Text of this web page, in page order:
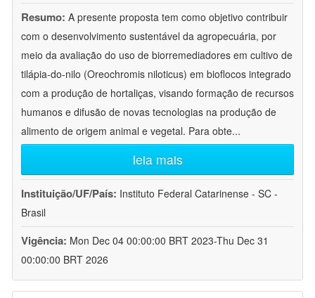
Resumo: A presente proposta tem como objetivo contribuir
com o desenvolvimento sustentável da agropecuária, por
meio da avaliação do uso de biorremediadores em cultivo de
tilápia-do-nilo (Oreochromis niloticus) em bioflocos integrado
com a produção de hortaliças, visando formação de recursos
humanos e difusão de novas tecnologias na produção de
alimento de origem animal e vegetal. Para obte...
leia mais
Instituição/UF/País: Instituto Federal Catarinense - SC -
Brasil
Vigência: Mon Dec 04 00:00:00 BRT 2023-Thu Dec 31
00:00:00 BRT 2026